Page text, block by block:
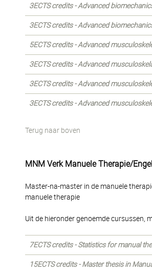
3ECTS credits - Advanced
3ECTS credits - Advanced
5ECTS credits - Advanced
3ECTS credits - Advanced
3ECTS credits - Advanced
3ECTS credits - Advanced
Terug naar boven
MNM Verk Manuele Therapie/
Master-na-master in de manuele
manuele therapie
Uit de hieronder genoemde cursussen,
7ECTS credits - Statistics for manual
15ECTS credits - Master thesis in